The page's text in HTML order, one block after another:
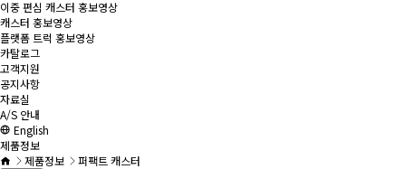
이중 편심 캐스터 홍보영상
캐스터 홍보영상
플랫폼 트럭 홍보영상
카탈로그
고객지원
공지사항
자료실
A/S 안내
English
제품정보
제품정보
퍼팩트 캐스터